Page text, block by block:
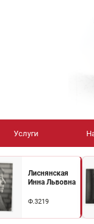
Услуги
Лиснянская
Инна Львовна
Ф.3219